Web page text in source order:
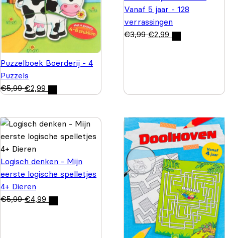
Puzzelboek Boerderij - 4
Puzzels
€5,99 €2,99
Vanaf 5 jaar - 128
verrassingen
€3,99 €2,99
Logisch denken - Mijn
eerste logische spelletjes
4+ Dieren
€5,99 €4,99